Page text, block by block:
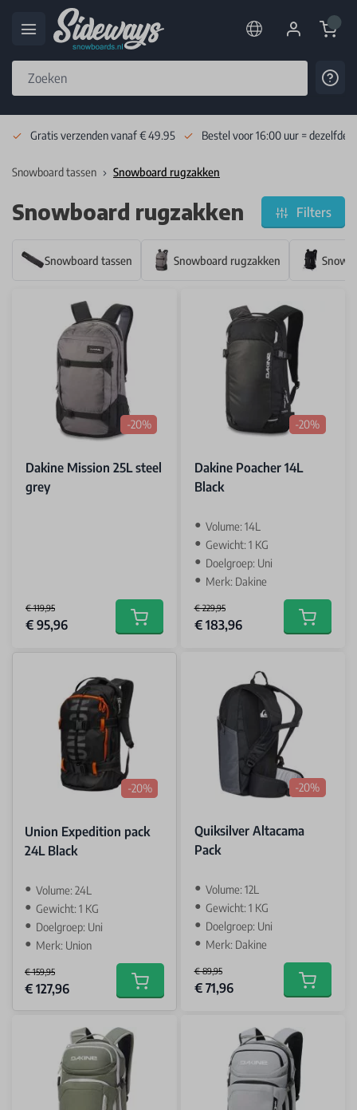
Cart
Gratis verzenden vanaf € 49.95 Bestel voor 16:00 uur = dezelfde
Snowboard tassen Snowboard rugzakken
Snowboard rugzakken Filters
Snowboard tassen Snowboard rugzakken
-20%
Dakine Mission 25L steel
grey
€ 119,95
Special Price
€ 95,96 Add to cart
-20%
Dakine Poacher 14L
Black
Volume: 14L
Gewicht: 1 KG
Doelgroep: Uni
Merk: Dakine
€ 229,95
Special Price
€ 183,96 Add to
-20%
Union Expedition pack
24L Black
Volume: 24L
Gewicht: 1 KG
Doelgroep: Uni
Merk: Union
€ 159,95
Special Price
€ 127,96 Add to cart
-20%
Quiksilver Altacama
Pack
Volume: 12L
Gewicht: 1 KG
Doelgroep: Uni
Merk: Dakine
€ 89,95
Special Price
€ 71,96 Add to